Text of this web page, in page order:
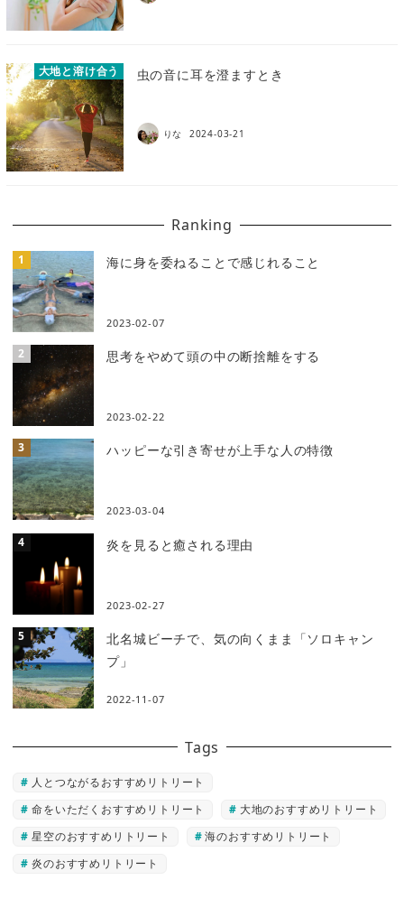
大地と溶け合う 虫の音に耳を澄ますとき
りな 2024-03-21
Ranking
海に身を委ねることで感じれること
2023-02-07
思考をやめて頭の中の断捨離をする
2023-02-22
ハッピーな引き寄せが上手な人の特徴
2023-03-04
炎を見ると癒される理由
2023-02-27
北名城ビーチで、気の向くまま「ソロキャン
プ」
2022-11-07
Tags
人とつながるおすすめリトリート
命をいただくおすすめリトリート
大地のおすすめリトリート
星空のおすすめリトリート
海のおすすめリトリート
炎のおすすめリトリート